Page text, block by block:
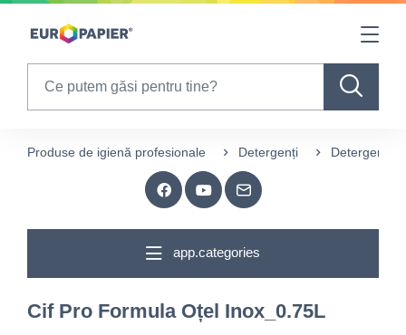
Table Of Content
Produse de igienă profesionale Detergenți Detergeneți
app.categories
Cif Pro Formula Oțel Inox_0.75L